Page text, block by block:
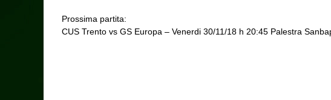
Prossima partita:
CUS Trento vs GS Europa – Venerdi 30/11/18 h 20:45 Palestra